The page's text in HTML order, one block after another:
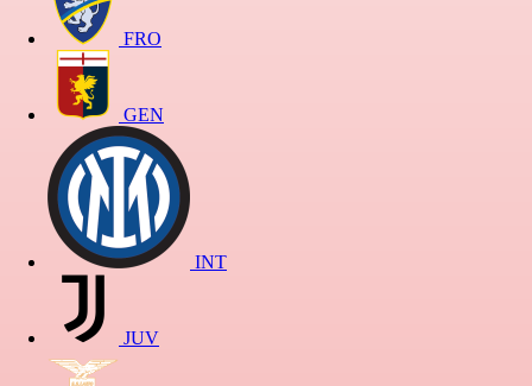
FRO
GEN
INT
JUV